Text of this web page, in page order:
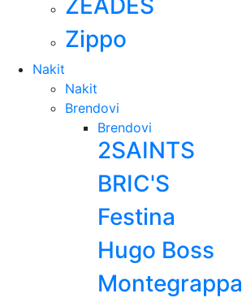
ZEADES
Zippo
Nakit
Nakit
Brendovi
Brendovi
2SAINTS
BRIC'S
Festina
Hugo Boss
Montegrappa